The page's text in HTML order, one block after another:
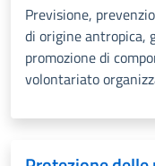
Previsione,
di origine antropica,
promozione di
volontariato